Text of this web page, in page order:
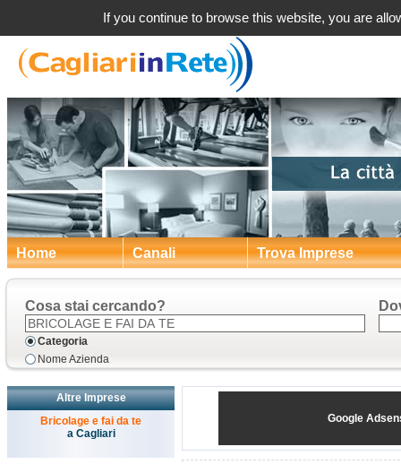
Home Canali Trova Imprese
Cosa stai cercando?
Categoria
Nome Azienda
Altre Imprese
Bricolage e fai da te
a Cagliari
Google
If you continue to browse this website, you are